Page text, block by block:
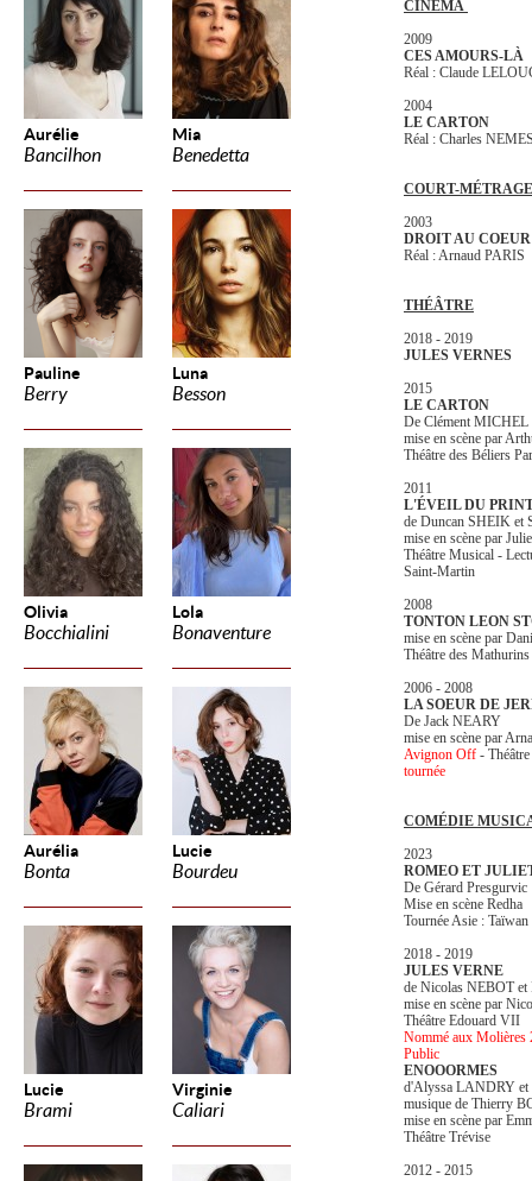
Aurélie
Bancilhon
Mia
Benedetta
Pauline
Berry
Luna
Besson
Olivia
Bocchialini
Lola
Bonaventure
Aurélia
Bonta
Lucie
Bourdeu
Lucie
Brami
Virginie
Caliari
CINÉMA
2009
CES AMOURS-LÀ
Réal : Claude
2004
LE CARTON
Réal : Charles
COURT-MÉTRAGE
2003
DROIT AU COEUR
Réal : Arnaud PARIS
THÉÂTRE
2018 - 2019
JULES VERNES
2015
LE CARTON
De Clément MICHEL
mise en scène par
Théâtre des Béliers
2011
L'ÉVEIL DU
de Duncan SHEIK et
mise en scène par
Théâtre Musical -
Saint-Martin
2008
TONTON LEON
mise en scène par
Théâtre des Mathurins
2006 - 2008
LA SOEUR DE
De Jack NEARY
mise en scène par
Avignon Off -
tournée
COMÉDIE
2023
ROMEO ET
De Gérard Presgurvic
Mise en scène Redha
Tournée Asie : Taïwan
2018 - 2019
JULES VERNE
de Nicolas NEBOT
mise en scène par
Théâtre Edouard VII
Nommé aux Molières
Public
ENOOORMES
d'Alyssa LANDRY
musique de Thierry
mise en scène par
Théâtre Trévise
2012 - 2015